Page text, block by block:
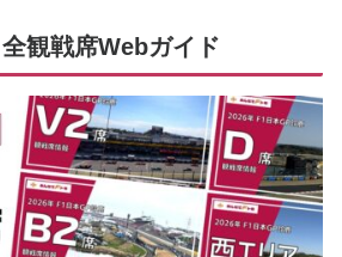
観戦席Webガイド